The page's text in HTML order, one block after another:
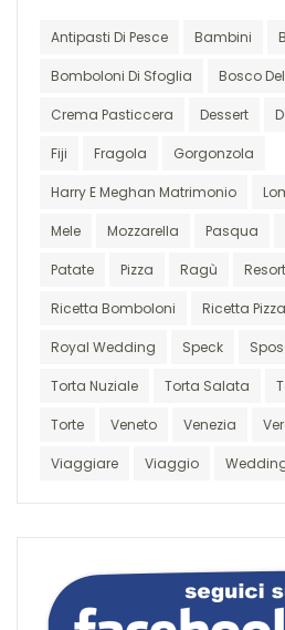
Antipasti Di Pesce Bambini
Bomboloni Di Sfoglia Bosco
Crema Pasticcera Dessert
Fiji Fragola Gorgonzola
Harry E Meghan Matrimonio
Mele Mozzarella Pasqua
Patate Pizza Ragù
Ricetta Bomboloni Ricetta Pizza
Royal Wedding Speck
Torta Nuziale Torta Salata
Torte Veneto Venezia
Viaggiare Viaggio